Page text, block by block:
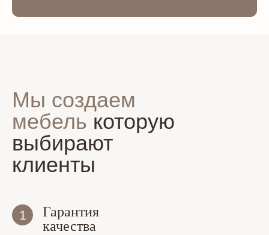
Мы создаем
мебель которую
выбирают
клиенты
Гарантия
качества